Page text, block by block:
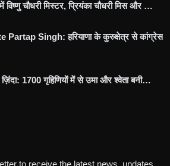
में विष्णु चौधरी मिस्टर, प्रियंका चौधरी मिस और …
Singh: हरियाणा के कुरुक्षेत्र से कांग्रेस
1700 गृहिणियों में से उमा और श्वेता बनी…